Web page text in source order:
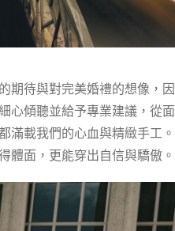
期待與對完美婚禮的想像，因
心傾聽並給予專業建議，從面
滿載我們的心血與精緻手工。
體面，更能穿出自信與驕傲。